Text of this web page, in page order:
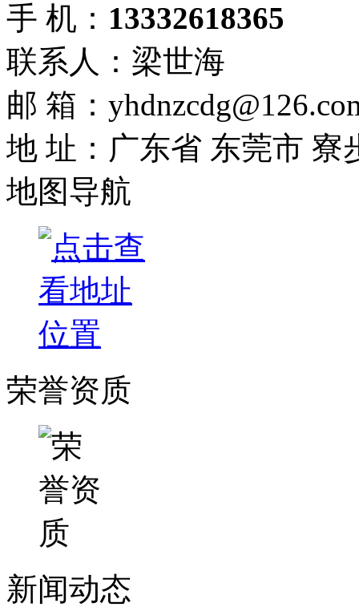
手 机： 13332618365
联系人：梁世海
邮 箱：
地 址：广东省 东莞市 寮
地图导航
荣誉资质
新闻动态